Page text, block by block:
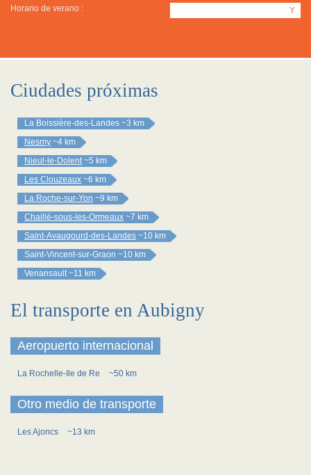
Horario de verano : Y
Ciudades próximas
La Boissière-des-Landes ~3 km
Nesmy ~4 km
Nieul-le-Dolent ~5 km
Les Clouzeaux ~6 km
La Roche-sur-Yon ~9 km
Chaillé-sous-les-Ormeaux ~7 km
Saint-Avaugourd-des-Landes ~10 km
Saint-Vincent-sur-Graon ~10 km
Venansault ~11 km
El transporte en Aubigny
Aeropuerto internacional
La Rochelle-Ile de Re ~50 km
Otro medio de transporte
Les Ajoncs ~13 km